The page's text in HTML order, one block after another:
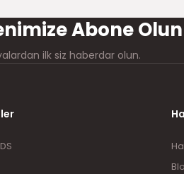
Abone
ilk siz haberdar olun.